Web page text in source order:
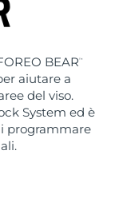
BEAR ™
aiutare a
del viso.
System ed è
programmare